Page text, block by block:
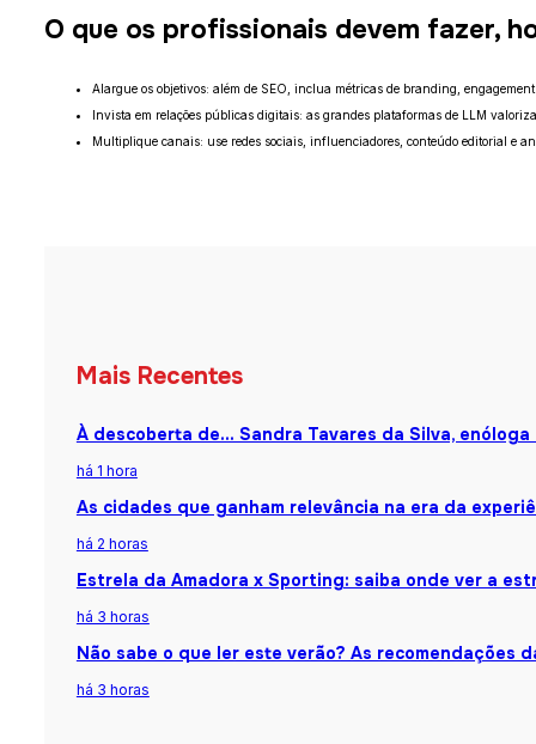
O que os profissionais devem fazer,
Alargue os objetivos: além de SEO, inclua métricas de branding,
Invista em relações públicas digitais: as grandes plataformas de LLM
Multiplique canais: use redes sociais, influenciadores, conteúdo editorial e
Mais Recentes
À descoberta de… Sandra Tavares da Silva,
há 1 hora
As cidades que ganham relevância na era da
há 2 horas
Estrela da Amadora x Sporting: saiba onde ver a
há 3 horas
Não sabe o que ler este verão? As recomendações
há 3 horas